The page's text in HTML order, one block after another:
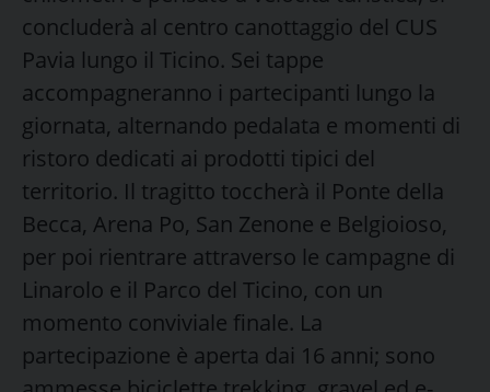
concluderà al centro canottaggio del CUS
Pavia lungo il Ticino. Sei tappe
accompagneranno i partecipanti lungo la
giornata, alternando pedalata e momenti di
ristoro dedicati ai prodotti tipici del
territorio. Il tragitto toccherà il Ponte della
Becca, Arena Po, San Zenone e Belgioioso,
per poi rientrare attraverso le campagne di
Linarolo e il Parco del Ticino, con un
momento conviviale finale. La
partecipazione è aperta dai 16 anni; sono